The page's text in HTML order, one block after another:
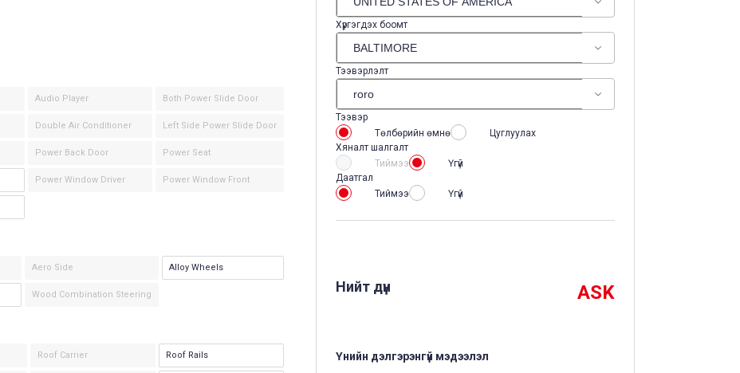
Хүргэгдэх боомт
Тээвэрлэлт
Тээвэр
Төлбөрийн өмнө
Цуглуулах
Хяналт шалгалт
Тиймээ
Үгүй
Даатгал
Тиймээ
Үгүй
Нийт дүн ASK
Үнийн дэлгэрэнгүй мэдээлэл
Audio Player Both Power Slide Door
Double Air Conditioner Left Side Power Slide Door
Power Back Door Power Seat
Power Window Driver Power Window Front
Aero Side Alloy Wheels
Wood Combination Steering
Roof Carrier Roof Rails